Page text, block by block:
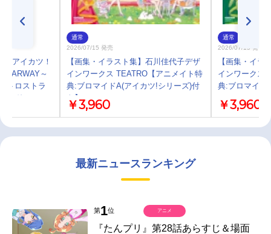
アイカツ！
～
トロストラ
ンド
通常
2026/07/15 発売
【画集・イラスト集】石川佳代子デザ
インワークス TEATRO【アニメイト特
典:ブロマイドA(アイカツ!シリーズ)付
き】
￥3,960
通常
2026/07/15 発売
【画集・イラ
インワークス
典:ブロマイド
￥3,960
最新ニュースランキング
第1位
『たんプリ』第28話あらすじ＆場面
アニメ